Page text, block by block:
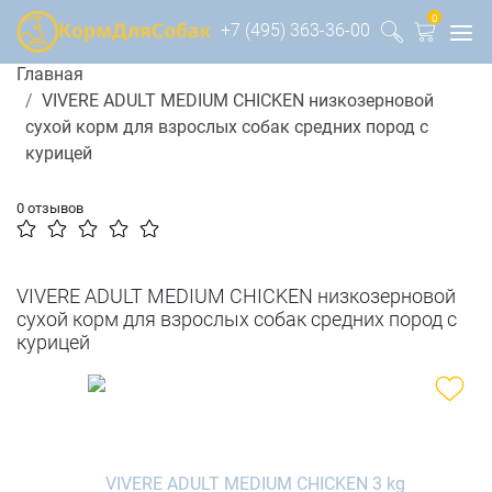
+7 (495) 363-36-00
0
Главная
VIVERE ADULT MEDIUM CHICKEN низкозерновой
сухой корм для взрослых собак средних пород с
курицей
0 отзывов
VIVERE ADULT MEDIUM CHICKEN низкозерновой
сухой корм для взрослых собак средних пород с
курицей